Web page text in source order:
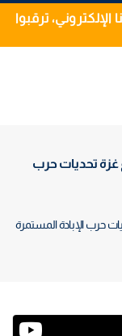
ترقبوا
تحديات حرب
حرب الإبادة المستمرة